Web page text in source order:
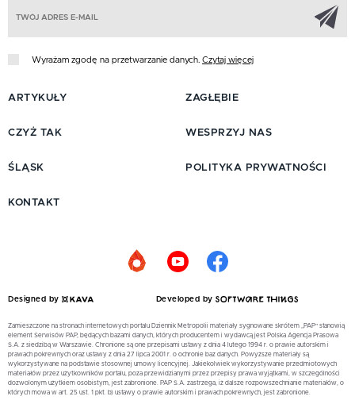
Wyrażam zgodę na przetwarzanie danych. Czytaj więcej
ARTYKUŁY
CZYŻ TAK
ŚLĄSK
ZAGŁĘBIE
WESPRZYJ NAS
POLITYKA PRYWATNOŚCI
KONTAKT
Designed by Developed by
Zamieszczone na stronach internetowych portalu Dziennik Metropolii materiały sygnowane skrótem „PAP” stanowią
element Serwisów PAP, będących bazami danych, których producentem i wydawcą jest Polska Agencja Prasowa
S.A. z siedzibą w Warszawie. Chronione są one przepisami ustawy z dnia 4 lutego 1994 r. o prawie autorskim i
prawach pokrewnych oraz ustawy z dnia 27 lipca 2001 r. o ochronie baz danych. Powyższe materiały są
wykorzystywane na podstawie stosownej umowy licencyjnej. Jakiekolwiek wykorzystywanie przedmiotowych
materiałów przez użytkowników portalu, poza przewidzianymi przez przepisy prawa wyjątkami, w szczególności
dozwolonym użytkiem osobistym, jest zabronione. PAP S.A. zastrzega, iż dalsze rozpowszechnianie materiałów, o
których mowa w art. 25 ust. 1 pkt. b) ustawy o prawie autorskim i prawach pokrewnych, jest zabronione.